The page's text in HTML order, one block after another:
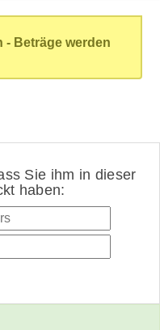
- Beträge werden
Sie ihm in dieser
haben: